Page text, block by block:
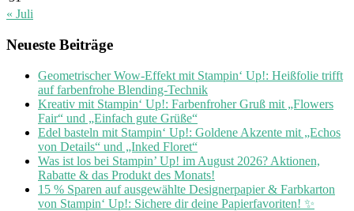
« Juli
Neueste Beiträge
Geometrischer Wow-Effekt mit Stampin‘ Up!: Heißfolie trifft
auf farbenfrohe Blending-Technik
Kreativ mit Stampin‘ Up!: Farbenfroher Gruß mit „Flowers
Fair“ und „Einfach gute Grüße“
Edel basteln mit Stampin‘ Up!: Goldene Akzente mit „Echos
von Details“ und „Inked Floret“
Was ist los bei Stampin’ Up! im August 2026? Aktionen,
Rabatte & das Produkt des Monats!
15 % Sparen auf ausgewählte Designerpapier & Farbkarton
von Stampin‘ Up!: Sichere dir deine Papierfavoriten! ✨